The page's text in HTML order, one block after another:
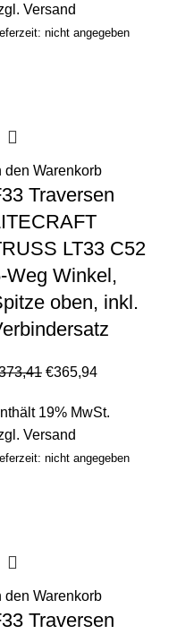
Versand
nicht angegeben
den Warenkorb
Traversen
LT33 C52
Weg Winkel,
oben, inkl.
€365,94
19% MwSt.
Versand
nicht angegeben
den Warenkorb
Traversen